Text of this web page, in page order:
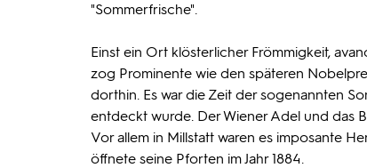
"Sommerfrische".
Einst ein Ort klösterlicher Frömmigkeit,
zog Prominente wie den späteren
dorthin. Es war die Zeit der sogenannten
entdeckt wurde. Der Wiener Adel und das
Vor allem in Millstatt waren es imposante
öffnete seine Pforten im Jahr 1884.